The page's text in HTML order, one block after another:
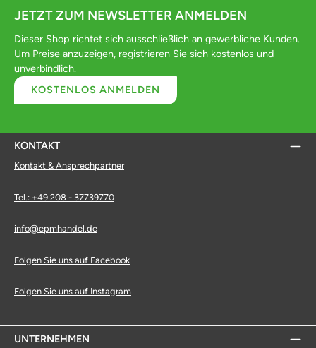
JETZT ZUM NEWSLETTER ANMELDEN
Dieser Shop richtet sich ausschließlich an gewerbliche Kunden.
Um Preise anzuzeigen, registrieren Sie sich kostenlos und
unverbindlich.
KOSTENLOS ANMELDEN
KONTAKT
Kontakt & Ansprechpartner
Tel.: +49 208 - 37739770
info@epmhandel.de
Folgen Sie uns auf Facebook
Folgen Sie uns auf Instagram
UNTERNEHMEN